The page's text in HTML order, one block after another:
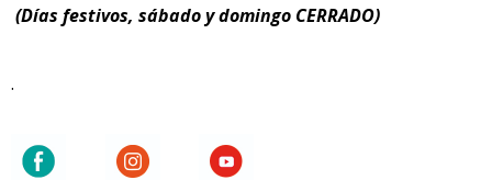
(Días festivos, sábado y domingo CERRADO)
.